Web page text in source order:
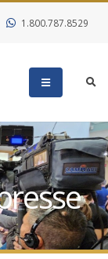
1.800.787.8529